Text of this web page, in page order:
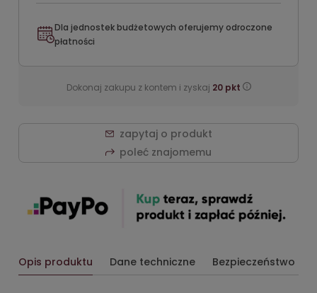
Dla jednostek budżetowych oferujemy odroczone
płatności
Dokonaj zakupu z kontem i zyskaj 20pkt
zapytaj o produkt
poleć znajomemu
Opis produktu Dane techniczne Bezpieczeństwo